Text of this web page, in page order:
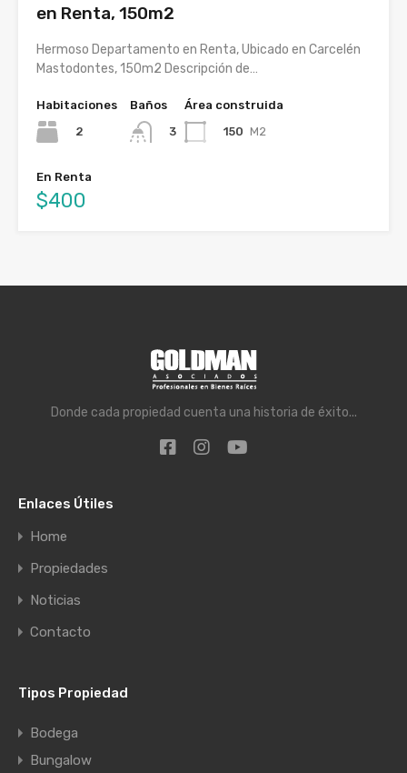
en Renta, 150m2
Hermoso Departamento en Renta, Ubicado en Carcelén
Mastodontes, 150m2 Descripción de…
Habitaciones
2
Baños
3
Área construida
150 M2
En Renta
$400
Donde cada propiedad cuenta una historia de éxito...
Enlaces Útiles
Home
Propiedades
Noticias
Contacto
Tipos Propiedad
Bodega
Bungalow